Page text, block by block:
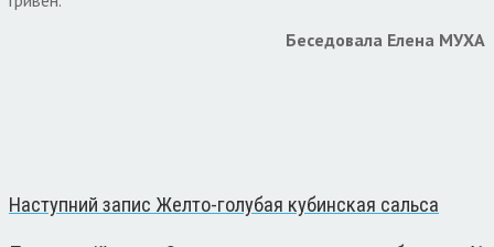
Беседовала Елена МУХА
Наступний запис Желто-голубая кубинская сальса